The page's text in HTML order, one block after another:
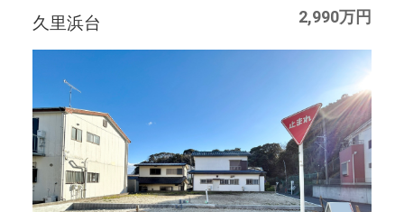
久里浜台 2,990万円